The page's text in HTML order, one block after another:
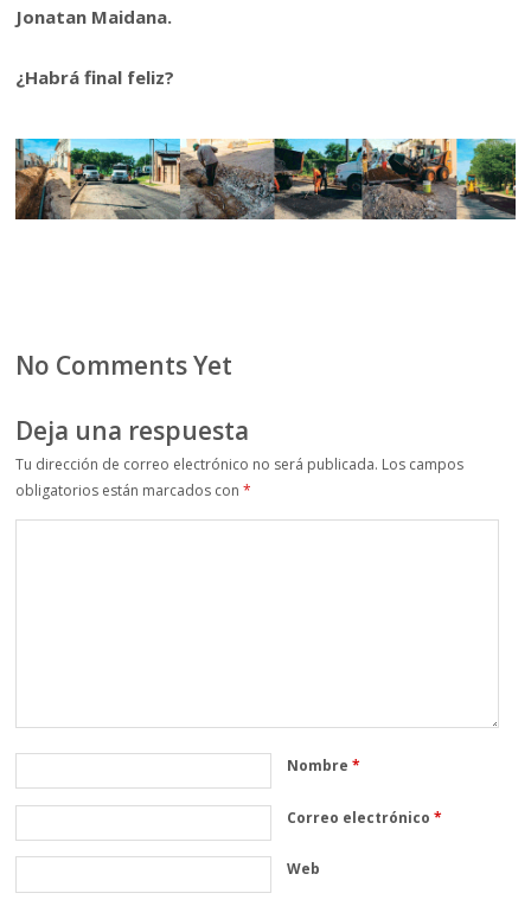
Jonatan Maidana.
¿Habrá final feliz?
No Comments Yet
Deja una respuesta
Tu dirección de correo electrónico no será publicada. Los campos
obligatorios están marcados con*
Nombre*
Correo electrónico*
Web